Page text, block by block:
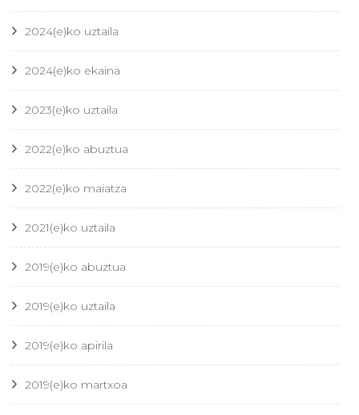
2024(e)ko uztaila
2024(e)ko ekaina
2023(e)ko uztaila
2022(e)ko abuztua
2022(e)ko maiatza
2021(e)ko uztaila
2019(e)ko abuztua
2019(e)ko uztaila
2019(e)ko apirila
2019(e)ko martxoa